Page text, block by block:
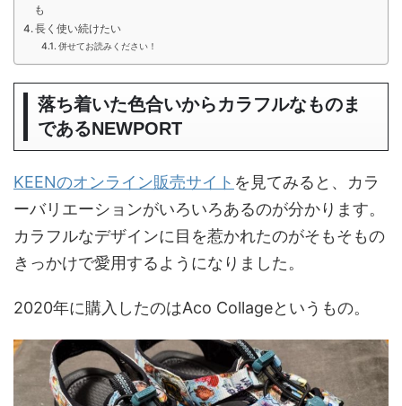
も
長く使い続けたい
併せてお読みください！
落ち着いた色合いからカラフルなものま
であるNEWPORT
KEENのオンライン販売サイト を見てみると、カラ
ーバリエーションがいろいろあるのが分かります。
カラフルなデザインに目を惹かれたのがそもそもの
きっかけで愛用するようになりました。
2020年に購入したのはAco Collageというもの。